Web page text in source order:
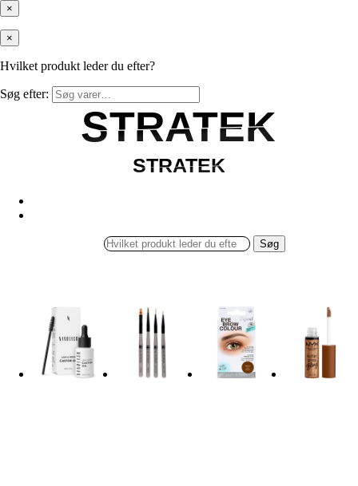
×
×
Hvilket produkt leder du efter?
Søg efter:
STRATEK
STRATEK
STRATEK
STRATEK
Søg